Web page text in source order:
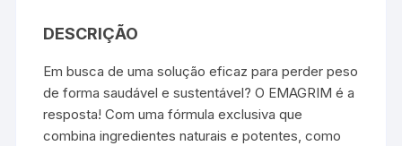
DESCRIÇÃO
Em busca de uma solução eficaz para perder peso
de forma saudável e sustentável? O EMAGRIM é a
resposta! Com uma fórmula exclusiva que
combina ingredientes naturais e potentes, como